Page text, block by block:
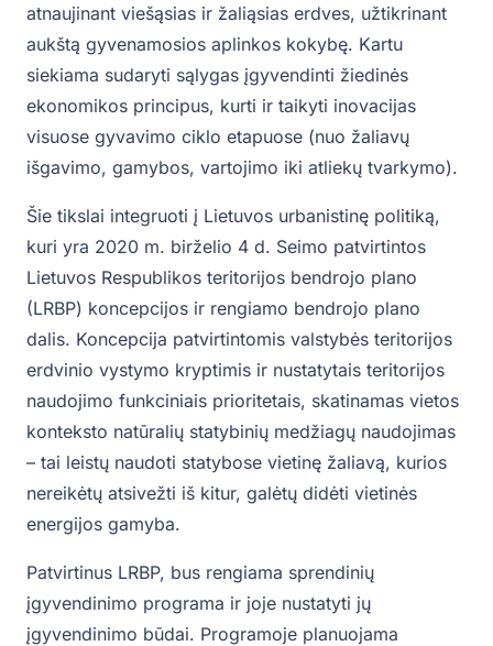
atnaujinant viešąsias ir žaliąsias erdves, užtikrinant
aukštą gyvenamosios aplinkos kokybę. Kartu
siekiama sudaryti sąlygas įgyvendinti žiedinės
ekonomikos principus, kurti ir taikyti inovacijas
visuose gyvavimo ciklo etapuose (nuo žaliavų
išgavimo, gamybos, vartojimo iki atliekų tvarkymo).
Šie tikslai integruoti į Lietuvos urbanistinę politiką,
kuri yra 2020 m. birželio 4 d. Seimo patvirtintos
Lietuvos Respublikos teritorijos bendrojo plano
(LRBP) koncepcijos ir rengiamo bendrojo plano
dalis. Koncepcija patvirtintomis valstybės teritorijos
erdvinio vystymo kryptimis ir nustatytais teritorijos
naudojimo funkciniais prioritetais, skatinamas vietos
konteksto natūralių statybinių medžiagų naudojimas
– tai leistų naudoti statybose vietinę žaliavą, kurios
nereikėtų atsivežti iš kitur, galėtų didėti vietinės
energijos gamyba.
Patvirtinus LRBP, bus rengiama sprendinių
įgyvendinimo programa ir joje nustatyti jų
įgyvendinimo būdai. Programoje planuojama